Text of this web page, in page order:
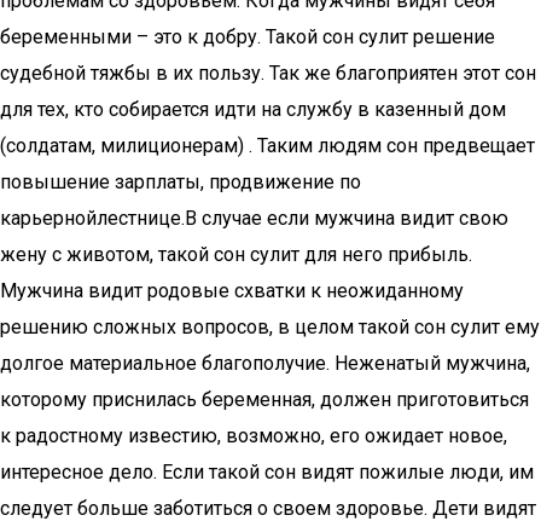
беременными – это к добру. Такой сон сулит решение
судебной тяжбы в их пользу. Так же благоприятен этот сон
для тех, кто собирается идти на службу в казенный дом
(солдатам, милиционерам) . Таким людям сон предвещает
повышение зарплаты, продвижение по
карьернойлестнице.В случае если мужчина видит свою
жену с животом, такой сон сулит для него прибыль.
Мужчина видит родовые схватки к неожиданному
решению сложных вопросов, в целом такой сон сулит ему
долгое материальное благополучие. Неженатый мужчина,
которому приснилась беременная, должен приготовиться
к радостному известию, возможно, его ожидает новое,
интересное дело. Если такой сон видят пожилые люди, им
следует больше заботиться о своем здоровье. Дети видят